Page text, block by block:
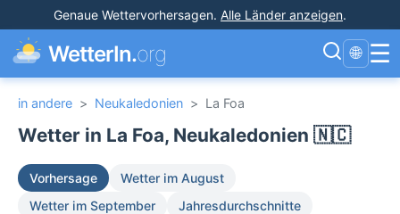
Genaue Wettervorhersagen. Alle Länder anzeigen.
WetterIn.org 🌐 ☰
in andere > Neukaledonien > La Foa
Wetter in La Foa, Neukaledonien 🇳🇨
Vorhersage
Wetter im August
Wetter im September
Jahresdurchschnitte